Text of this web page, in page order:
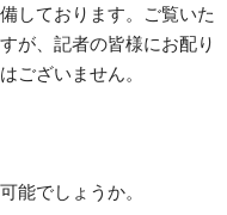
しております。ご覧いた
が、記者の皆様にお配り
ございません。
能でしょうか。